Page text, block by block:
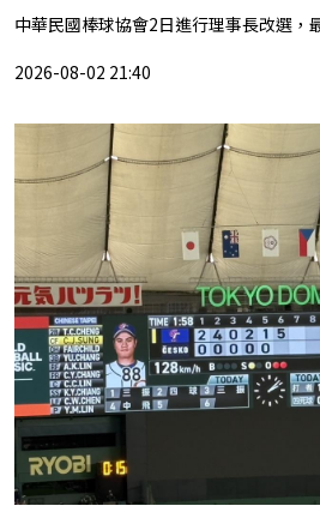
中華民國棒球協會2日進行理事長改選，
2026-08-02 21:40